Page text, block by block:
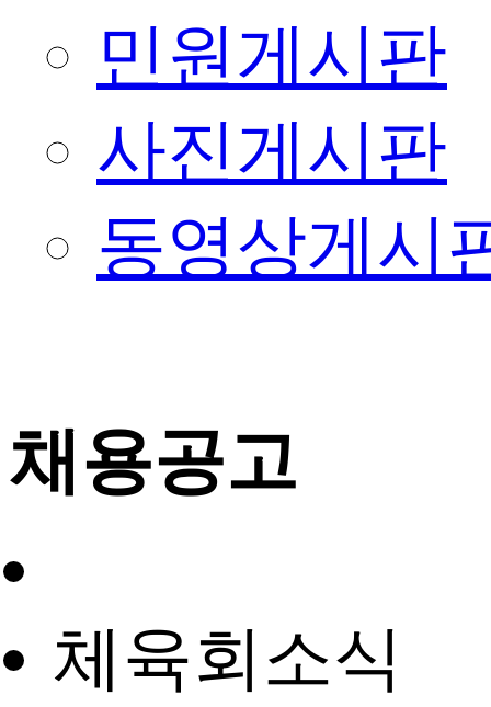
민원게시판
사진게시판
동영상게시
채용공고
체육회소식